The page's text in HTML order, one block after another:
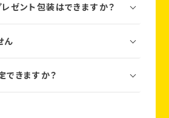
ゼント包装はできますか？
ん
できますか？